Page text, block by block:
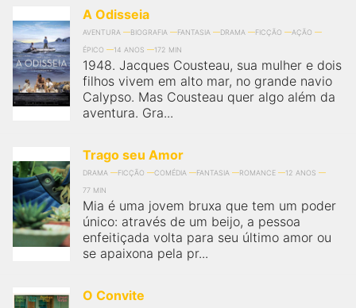
A Odisseia
AVENTURA BIOGRAFIA FANTASIA DRAMA FICÇÃO
AÇÃO
ÉPICO
14 ANOS 172 MIN
1948. Jacques Cousteau, sua mulher e dois
filhos vivem em alto mar, no grande navio
Calypso. Mas Cousteau quer algo além da
aventura. Gra...
Trago seu Amor
DRAMA FICÇÃO COMÉDIA FANTASIA ROMANCE
12 ANOS
77 MIN
Mia é uma jovem bruxa que tem um poder
único: através de um beijo, a pessoa
enfeitiçada volta para seu último amor ou
se apaixona pela pr...
O Convite